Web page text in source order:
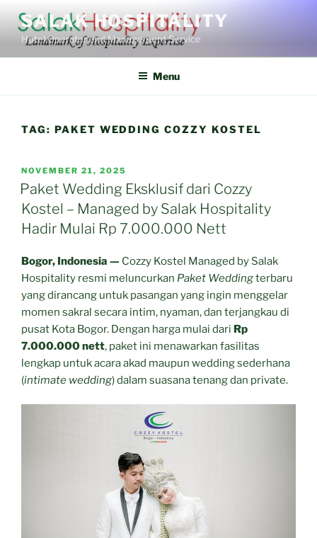
content
SALAK HOSPITALITY
Hotel Operator and Management Service
Menu
TAG: PAKET WEDDING COZZY KOSTEL
POSTED
ON
NOVEMBER 21, 2025
Paket Wedding Eksklusif dari Cozzy
Kostel – Managed by Salak Hospitality
Hadir Mulai Rp 7.000.000 Nett
Bogor, Indonesia — Cozzy Kostel Managed by Salak
Hospitality resmi meluncurkan Paket Weddingterbaru
yang dirancang untuk pasangan yang ingin menggelar
momen sakral secara intim, nyaman, dan terjangkau di
pusat Kota Bogor. Dengan harga mulai dari Rp
7.000.000 nett, paket ini menawarkan fasilitas
lengkap untuk acara akad maupun wedding sederhana
(intimate wedding) dalam suasana tenang dan private.